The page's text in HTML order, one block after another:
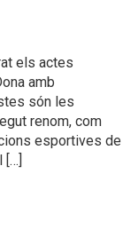
els actes
amb
són les
renom, com
esportives de
[…]